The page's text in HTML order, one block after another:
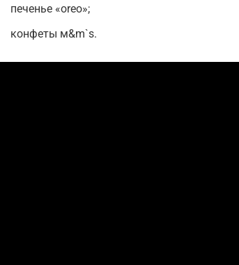
печенье «oreo»;
конфеты м&m`s.